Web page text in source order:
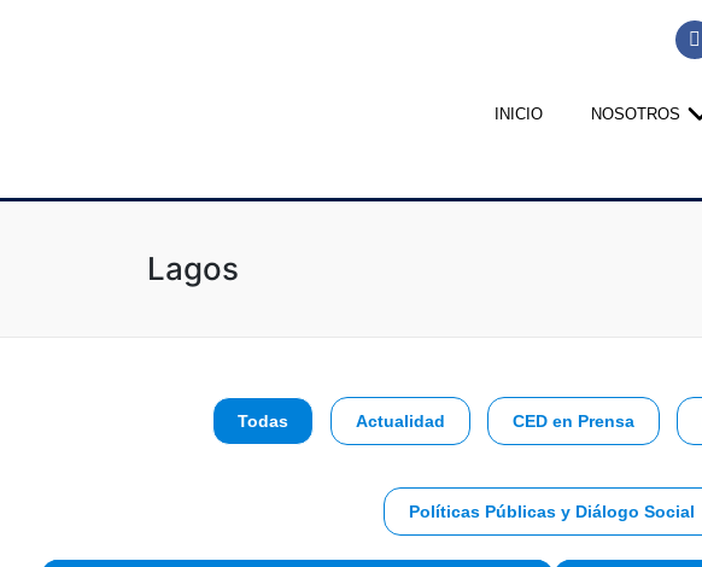
INICIO NOSOTROS
Lagos
Todas Actualidad CED en Prensa
Políticas Públicas y Diálogo Social